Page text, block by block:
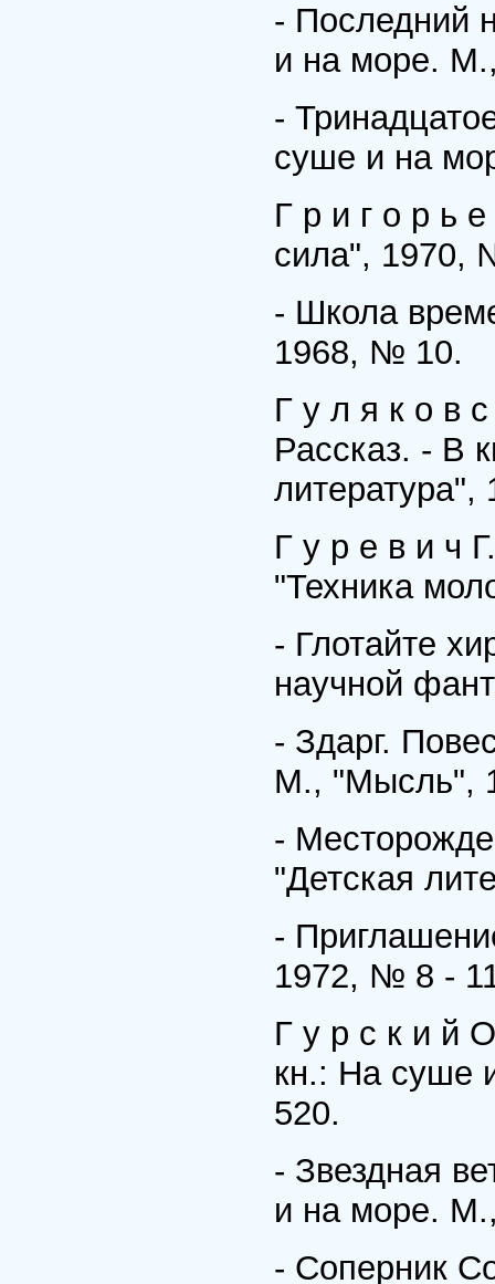
- Последний
и на море.
-
суше и на
Г р и г о р ь
сила", 1970,
- Школа
1968, № 10.
Г у л я к о в
Рассказ. - В
литература",
Г у р е в и ч
"Техника
- Глотайте
научной
- Здарг.
М., "Мысль",
-
"Детская
-
1972, № 8 -
Г у р с к и й
кн.: На суше
520.
- Звездная
и на море.
- Соперник